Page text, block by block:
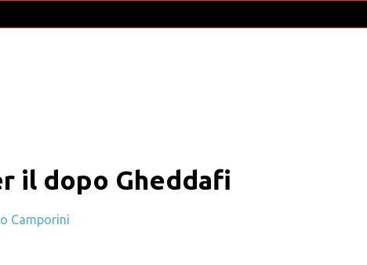
il dopo Gheddafi
Camporini